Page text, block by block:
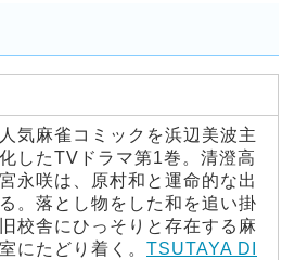
気麻雀コミックを浜辺美波主
したTVドラマ第1巻。清澄高
永咲は、原村和と運命的な出
。落とし物をした和を追い掛
校舎にひっそりと存在する麻
にたどり着く。 TSUTAYA DI